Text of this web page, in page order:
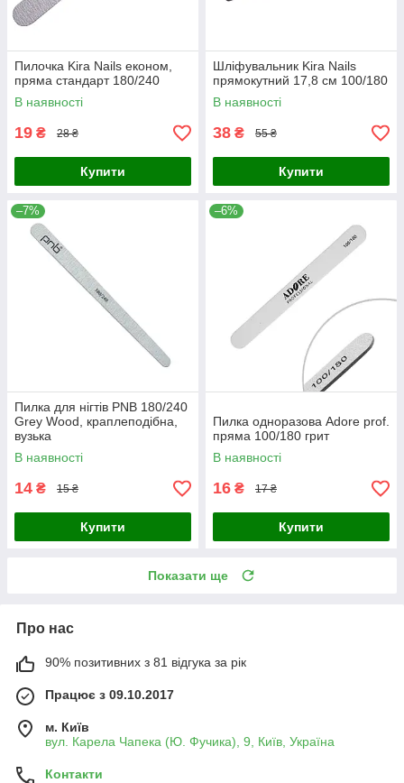
Пилочка Kira Nails економ,
пряма стандарт 180/240
В наявності
19 ₴ 28 ₴
Купити
Шліфувальник Kira Nails
прямокутний 17,8 см 100/180
В наявності
38 ₴ 55 ₴
Купити
–7%
Пилка для нігтів PNB 180/240
Grey Wood, краплеподібна,
вузька
В наявності
14 ₴ 15 ₴
Купити
–6%
Пилка одноразова Adore prof.
пряма 100/180 грит
В наявності
16 ₴ 17 ₴
Купити
Показати ще
Про нас
90% позитивних з 81 відгука за рік
Працює з 09.10.2017
м. Київ
вул. Карела Чапека (Ю. Фучика), 9, Київ, Україна
Контакти